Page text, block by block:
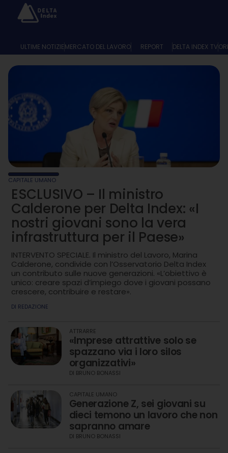
ULTIME NOTIZIEMERCATO DEL LAVORO REPORT DELTA INDEX TV
CAPITALE UMANO
ESCLUSIVO – Il ministro
Calderone per Delta Index: «I
nostri giovani sono la vera
infrastruttura per il Paese»
INTERVENTO SPECIALE. Il ministro del Lavoro, Marina
Calderone, condivide con l’Osservatorio Delta Index
un contributo sulle nuove generazioni. «L’obiettivo è
unico: creare spazi d’impiego dove i giovani possano
crescere, contribuire e restare».
DI REDAZIONE
ATTRARRE
«Imprese attrattive solo se
spazzano via i loro silos
organizzativi»
DI BRUNO BONASSI
CAPITALE UMANO
Generazione Z, sei giovani su
dieci temono un lavoro che non
sapranno amare
DI BRUNO BONASSI